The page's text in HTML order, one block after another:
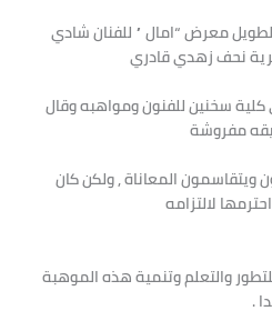
معرض “امال ” للفنان شادي
نحف زهدي قادري
سخنين للفنون ومواهبه وقال
مفروشة
ويتقاسمون المعاناة , ولكن كان
لالتزامه
والتعلم وتنمية هذه الموهبة
.